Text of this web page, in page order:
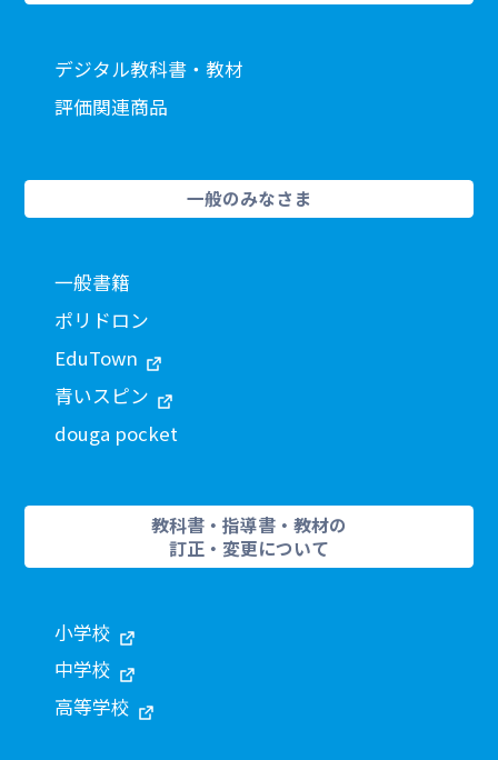
デジタル教科書・教材
評価関連商品
一般のみなさま
一般書籍
ポリドロン
EduTown
青いスピン
douga pocket
教科書・指導書・教材の
訂正・変更について
小学校
中学校
高等学校